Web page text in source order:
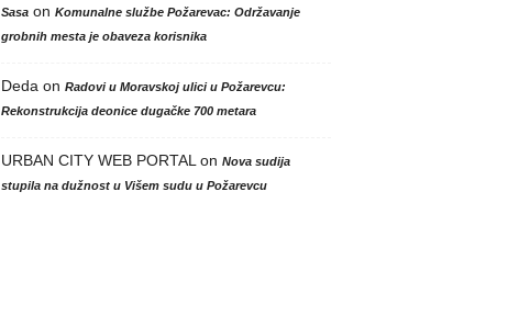
Sasaon Komunalne službe Požarevac: Održavanje
grobnih mesta je obaveza korisnika
Deda on Radovi u Moravskoj ulici u Požarevcu:
Rekonstrukcija deonice dugačke 700 metara
URBAN CITY WEB PORTAL on Nova sudija
stupila na dužnost u Višem sudu u Požarevcu